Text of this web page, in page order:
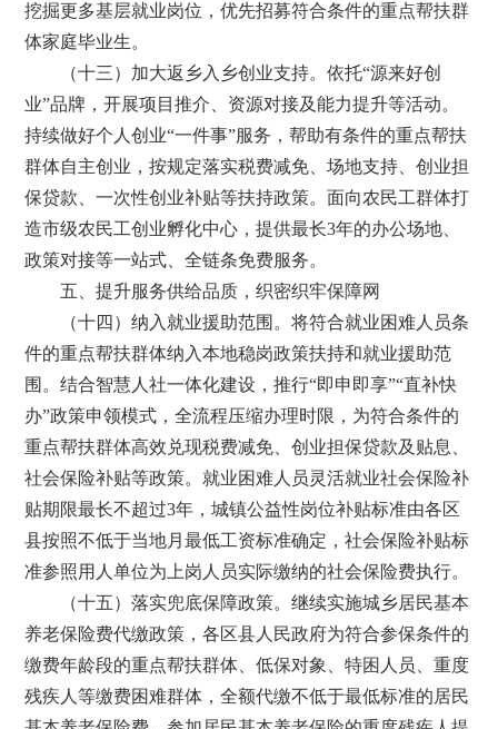
挖掘更多基层就业岗位，优先招募符合条件的重点帮扶群
体家庭毕业生。
（十三）加大返乡入乡创业支持。依托“源来好创
业”品牌，开展项目推介、资源对接及能力提升等活动。
持续做好个人创业“一件事”服务，帮助有条件的重点帮扶
群体自主创业，按规定落实税费减免、场地支持、创业担
保贷款、一次性创业补贴等扶持政策。面向农民工群体打
造市级农民工创业孵化中心，提供最长3年的办公场地、
政策对接等一站式、全链条免费服务。
五、提升服务供给品质，织密织牢保障网
（十四）纳入就业援助范围。将符合就业困难人员条
件的重点帮扶群体纳入本地稳岗政策扶持和就业援助范
围。结合智慧人社一体化建设，推行“即申即享”“直补快
办”政策申领模式，全流程压缩办理时限，为符合条件的
重点帮扶群体高效兑现税费减免、创业担保贷款及贴息、
社会保险补贴等政策。就业困难人员灵活就业社会保险补
贴期限最长不超过3年，城镇公益性岗位补贴标准由各区
县按照不低于当地月最低工资标准确定，社会保险补贴标
准参照用人单位为上岗人员实际缴纳的社会保险费执行。
（十五）落实兜底保障政策。继续实施城乡居民基本
养老保险费代缴政策，各区县人民政府为符合参保条件的
缴费年龄段的重点帮扶群体、低保对象、特困人员、重度
残疾人等缴费困难群体，全额代缴不低于最低标准的居民